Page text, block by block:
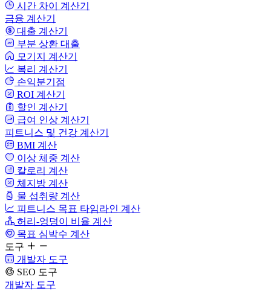
시간 차이 계산기
금융 계산기
대출 계산기
부분 상환 대출
모기지 계산기
복리 계산기
손익분기점
ROI 계산기
할인 계산기
급여 인상 계산기
피트니스 및 건강 계산기
BMI 계산
이상 체중 계산
칼로리 계산
체지방 계산
물 섭취량 계산
피트니스 목표 타임라인 계산
허리-엉덩이 비율 계산
목표 심박수 계산
도구
개발자 도구
SEO 도구
개발자 도구